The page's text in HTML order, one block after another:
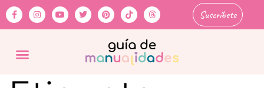
Suscríbete